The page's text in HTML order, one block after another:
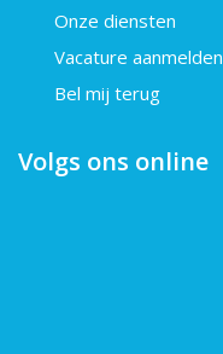
Onze diensten
Vacature aanmelden
Bel mij terug
Volgs ons online